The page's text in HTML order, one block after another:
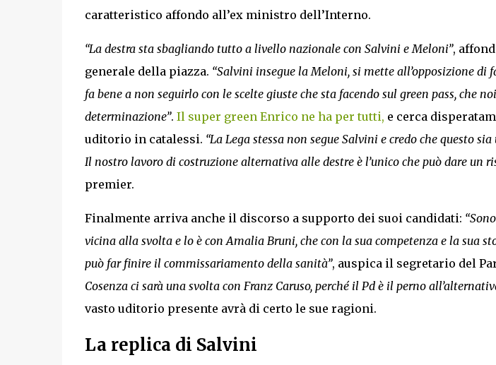
caratteristico affondo all’ex ministro dell’Interno.
“La destra sta sbagliando tutto a livello nazionale con Salvini e Meloni”,
generale della piazza. “Salvini insegue la Meloni, si mette all’opposizione di
fa bene a non seguirlo con le scelte giuste che sta facendo sul green pass, che
determinazione”. Il super green Enrico ne ha per tutti, e cerca
uditorio in catalessi. “La Lega stessa non segue Salvini e credo che questo
Il nostro lavoro di costruzione alternativa alle destre è l’unico che può dare un
premier.
Finalmente arriva anche il discorso a supporto dei suoi candidati:
vicina alla svolta e lo è con Amalia Bruni, che con la sua competenza e la sua
può far finire il commissariamento della sanità”, auspica il segretario del
Cosenza ci sarà una svolta con Franz Caruso, perché il Pd è il perno
vasto uditorio presente avrà di certo le sue ragioni.
La replica di Salvini